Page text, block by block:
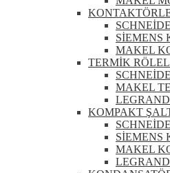
SİEMENS
MAKEL
TERMİK
MAKEL
KOMPAKT
SİEMENS
MAKEL